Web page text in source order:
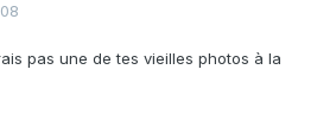
pas une de tes vieilles photos à la